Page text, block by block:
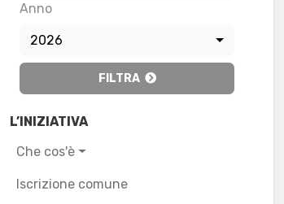
Anno
2026
FILTRA
L’INIZIATIVA
Che cos'è
Iscrizione comune